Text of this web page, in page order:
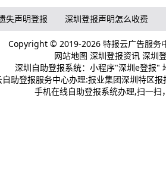
失声明登报 深圳登报声明怎么收费
Copyright © 2019-2026 特报云广告服务
网站地图 深圳登报资讯深圳
深圳自助登报系统：小程序"深圳e登报"
自助登报服务中心办理:报业集团深圳特区
手机在线自助登报系统办理,扫一